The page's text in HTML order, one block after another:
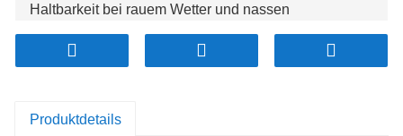
Haltbarkeit bei rauem Wetter und nassen
werden.
Hervorragende Entwässerungsleistung
Rutschgefahren und erhöht die Sicherheit für
Produktdetails